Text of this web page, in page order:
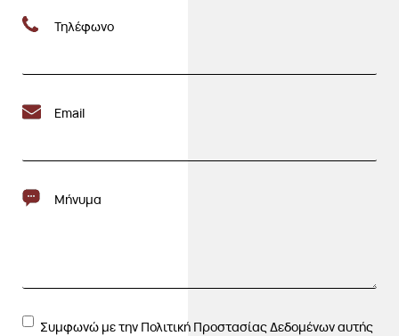
Τηλέφωνο
Email
Μήνυμα
Συμφωνώ με την Πολιτική Προστασίας Δεδομένων αυτής